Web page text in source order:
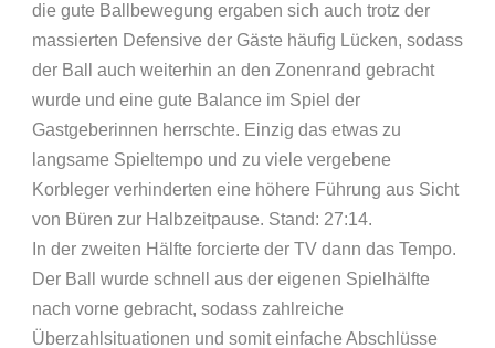
die gute Ballbewegung ergaben sich auch trotz der
massierten Defensive der Gäste häufig Lücken, sodass
der Ball auch weiterhin an den Zonenrand gebracht
wurde und eine gute Balance im Spiel der
Gastgeberinnen herrschte. Einzig das etwas zu
langsame Spieltempo und zu viele vergebene
Korbleger verhinderten eine höhere Führung aus Sicht
von Büren zur Halbzeitpause. Stand: 27:14.
In der zweiten Hälfte forcierte der TV dann das Tempo.
Der Ball wurde schnell aus der eigenen Spielhälfte
nach vorne gebracht, sodass zahlreiche
Überzahlsituationen und somit einfache Abschlüsse